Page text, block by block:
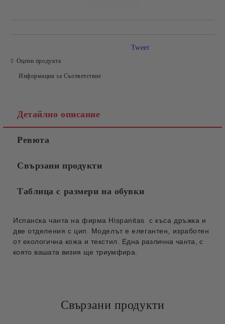
Оцени продукта
Информация за Съответствие
Tweet
Детайлно описание
Ревюта
Свързани продукти
Таблица с размери на обувки
Испанска чанта на фирма Hispanitas с къса дръжка и
две отделения с цип. Моделът е елегантен, изработен
от екологична кожа и текстил. Една различна чанта, с
която вашата визия ще триумфира.
Свързани продукти